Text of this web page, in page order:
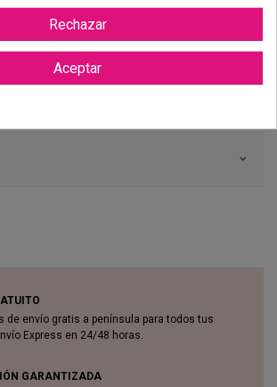
de envío gratis a península para todos tus
Express en 24/48 horas.
GARANTIZADA
Rechazar
Aceptar